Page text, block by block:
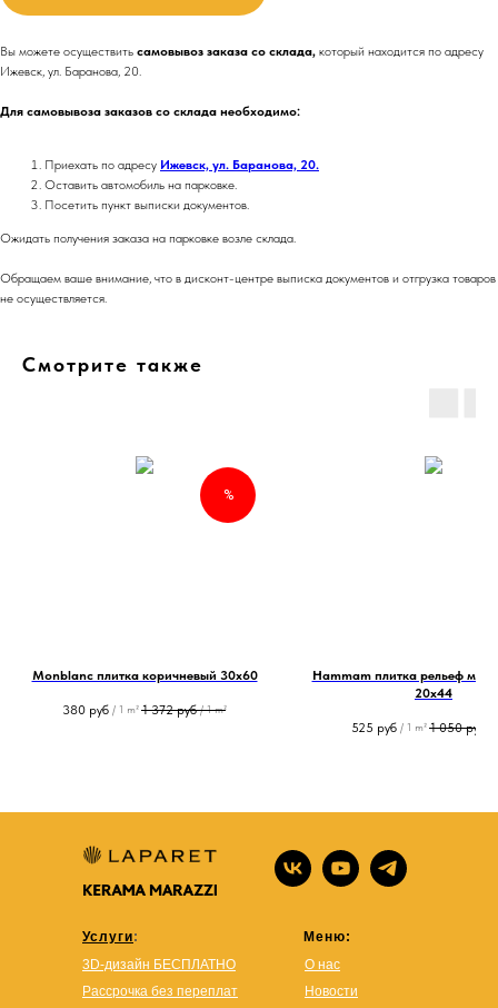
Вы можете осуществить самовывоз заказа со склада, который находится по адресу
Ижевск, ул. Баранова, 20.
Для самовывоза заказов со склада необходимо:
Приехать по адресу Ижевск, ул. Баранова, 20.
Оставить автомобиль на парковке.
Посетить пункт выписки документов.
Ожидать получения заказа на парковке возле склада.
Обращаем ваше внимание, что в дисконт-центре выписка документов и отгрузка товаров
не осуществляется.
Смотрите также
%
Monblanc плитка коричневый 30х60
380 руб / 1 m² 1 372 руб / 1 m²
Hammam плитка рельеф
20x44
525 руб / 1 m² 1 050 руб
Услуги:
3D-дизайн БЕСПЛАТНО
Рассрочка без переплат
Меню:
О нас
Новости